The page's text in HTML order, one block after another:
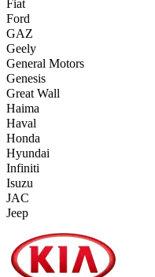
Fiat
Ford
GAZ
Geely
General Motors
Genesis
Great Wall
Haima
Haval
Honda
Hyundai
Infiniti
Isuzu
JAC
Jeep